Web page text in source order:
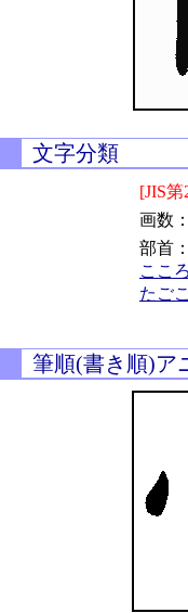
文字分類
[JIS
画数
部首：
ここ
たご
筆順(書き順)ア